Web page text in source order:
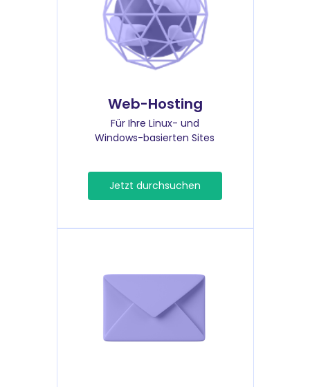
Web-Hosting
Für Ihre Linux- und
Windows-basierten Sites
Jetzt durchsuchen